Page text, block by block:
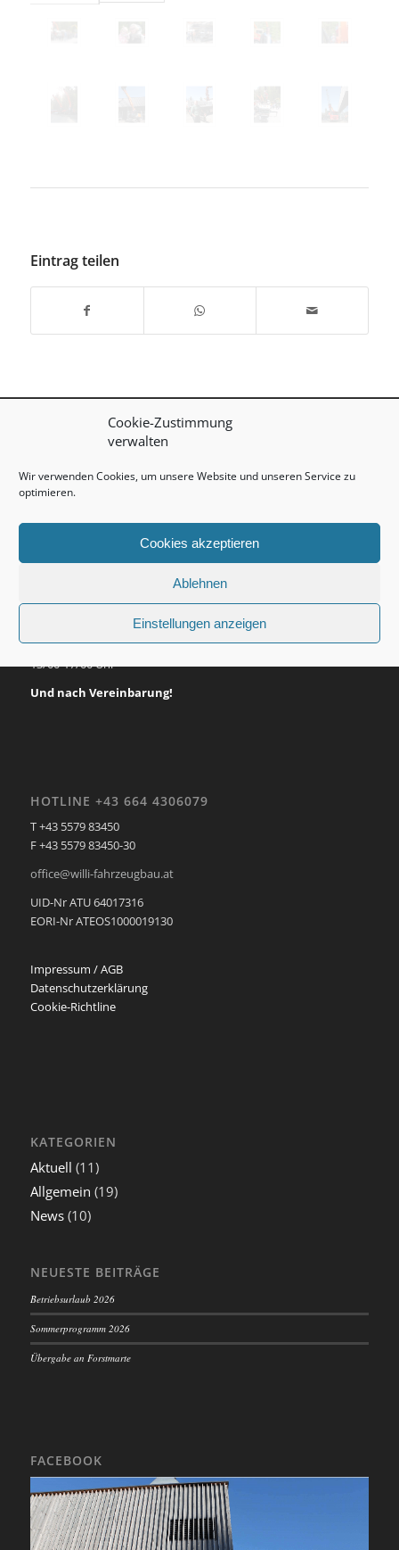
Cookie-Zustimmung
verwalten
Wir verwenden Cookies, um unsere Website und unseren Service zu
optimieren.
Cookies akzeptieren
Ablehnen
Einstellungen anzeigen
Eintrag teilen
Willi GmbH
Gschwend 1040
ÖFFNUNGSZEITEN
7/30-12/00 Uhr
13/00-17/00 Uhr
Und nach Vereinbarung!
HOTLINE +43 664 4306079
T +43 5579 83450
F +43 5579 83450-30
office@willi-fahrzeugbau.at
UID-Nr ATU 64017316
EORI-Nr ATEOS1000019130
Impressum / AGB
Datenschutzerklärung
Cookie-Richtline
KATEGORIEN
Aktuell (11)
Allgemein (19)
News(10)
NEUESTE BEITRÄGE
Betriebsurlaub 2026
Sommerprogramm 2026
Übergabe an Forstmarte
FACEBOOK